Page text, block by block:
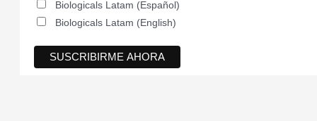
Biologicals Latam (Español)
Biologicals Latam (English)